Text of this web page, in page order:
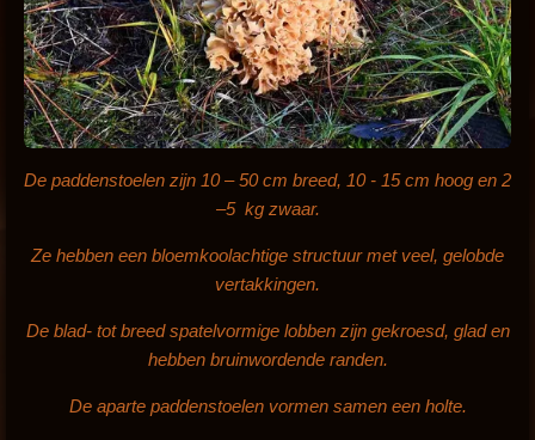
De paddenstoelen zijn 10 – 50 cm breed, 10 - 15 cm hoog en 2
–5 kg zwaar.
Ze hebben een bloemkoolachtige structuur met veel, gelobde
vertakkingen.
De blad- tot breed spatelvormige lobben zijn gekroesd, glad en
hebben bruinwordende randen.
De aparte paddenstoelen vormen samen een holte.